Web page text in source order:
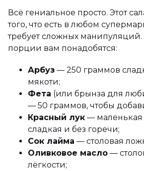
Всё гениальное просто. Этот
того, что есть в любом
требует сложных
порции вам понадобятся:
Арбуз — 250 граммов
мякоти;
Фета (или брынза для
— 50 граммов, чтобы
Красный лук — маленькая
сладкая и без горечи;
Сок лайма — столовая
Оливковое масло —
лёгкости;